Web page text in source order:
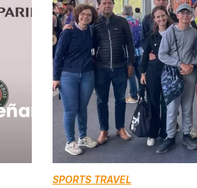
SPORTS TRAVEL